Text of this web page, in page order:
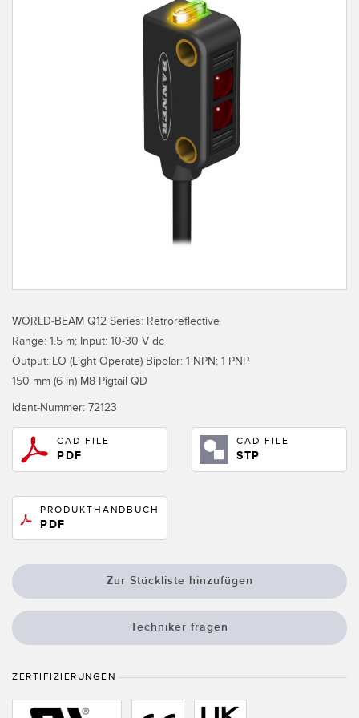
Optoelektronische Sensoren
Lichtvorhänge für Messzwecke
Schlitz- und Etikettensensoren
Registermarken-, Farb- und Lumineszenzsensoren
Temperatursensoren
Lichtvorhänge für Erfassungszwecke und Sensoren mit breitem
Sensoren für die Zustandsüberwachung
Funksensoren für die Zustandsüberwachung
ZUBEHÖR
ZUBEHÖR
Anschlussleitungen
IIOT und INTELLIGENTE
Füllstandsüberwachung für Tanks
Gesamtanlageneffektivität (GAE)
Maschinenüberwachung/Gesamtmaschineneffektivität
Vorderkantenerkennung
Werkskommunikation
Zustandsüberwachung: prognosengestützte und vorbeugende
Wartung
ZUGEHÖRIGE LINKS
IO-Link
WORLD-BEAM Q12 Series: Retroreflective
Range: 1.5 m; Input: 10-30 V dc
Output: LO (Light Operate) Bipolar: 1 NPN; 1 PNP
150 mm (6 in) M8 Pigtail QD
Ident-Nummer: 72123
CAD FILE
PDF
CAD FILE
STP
PRODUKTHANDBUCH
PDF
Zur Stückliste hinzufügen
Techniker fragen
ZERTIFIZIERUNGEN